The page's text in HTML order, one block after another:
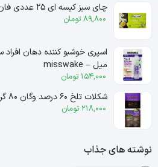
چای سبز کیسه ای ۲۵ عددی فان تایم – fun time
89,800 تومان
میل – misswake
154,000 تومان
شکلات تلخ ۶۰ درصد وگان ۸۰ گرم پارمیدا – parmida
218,000 تومان
نوشته های جذاب